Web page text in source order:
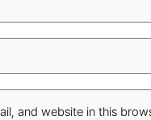
and website in this